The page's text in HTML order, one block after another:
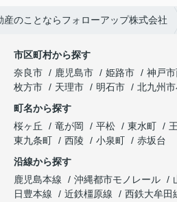
産のことならフォローアップ株式会社
市区町村から探す
奈良市
鹿児島市 姫路市 神戸
枚方市
天理市 明石市 北九州
町名から探す
桜ヶ丘
竜が岡 平松 東水町
東九条町
西陵 小泉町
赤坂台
沿線から探す
鹿児島本線
沖縄都市モノレール
日豊本線
近鉄橿原線 西鉄大牟田